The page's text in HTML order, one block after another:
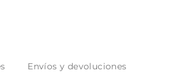
Envíos y devoluciones